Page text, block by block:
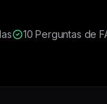
10 Perguntas de